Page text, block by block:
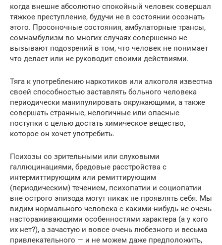
когда внешне абсолютно спокойный человек совершал
тяжкое преступление, будучи не в состоянии осознать
этого. Просоночные состояния, амбулаторные трансы,
сомнамбулизм во многих случаях совершенно не
вызывают подозрений в том, что человек не понимает
что делает или не руководит своими действиями.
Тяга к употреблению наркотиков или алкоголя известна
своей способностью заставлять больного человека
периодически манипулировать окружающими, а также
совершать странные, нелогичные или опасные
поступки с целью достать химическое вещество,
которое он хочет употребить.
Психозы со зрительными или слуховыми
галлюцинациями, бредовые расстройства с
интермиттирующим или ремиттирующим
(периодическим) течением, психопатии и социопатии
вне острого эпизода могут никак не проявлять себя. Мы
видим нормального человека с какими-нибудь не очень
настораживающими особенностями характера (а у кого
их нет?), а зачастую и вовсе очень любезного и весьма
привлекательного — и не можем даже предположить,